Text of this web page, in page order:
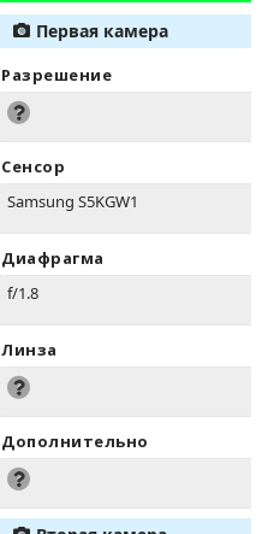
Первая камера
Разрешение
Сенсор
Samsung S5KGW1
Диафрагма
f/1.8
Линза
Дополнительно